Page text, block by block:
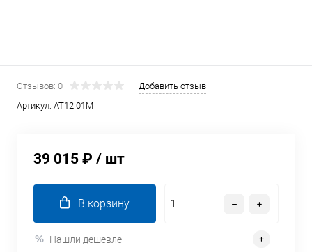
Отзывов: 0
Добавить отзыв
Артикул: AT12.01M
39 015 ₽ / шт
В корзину
Нашли дешевле